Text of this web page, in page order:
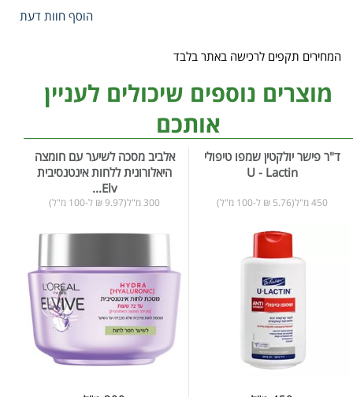
הוסף חוות דעת
המחירים תקפים לרכישה באתר בלבד
מוצרים נוספים שיכולים לעניין
אותכם
ד"ר פישר יולקטין שמפו טיפולי
U - Lactin
450 מ"ל(5.76 ₪ ל-100 מ"ל)
אלביב מסכה לשיער עם חומצה
היאלורונית ללחות אינטנסיבית
Elv...
300 מ"ל(9.97 ₪ ל-100 מ"ל)